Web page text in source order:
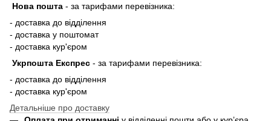
Нова пошта - за тарифами перевізника:
- доставка до відділення
- доставка у поштомат
- доставка кур'єром
Укрпошта Експрес - за тарифами перевізника:
- доставка до відділення
- доставка кур'єром
Детальніше про доставку